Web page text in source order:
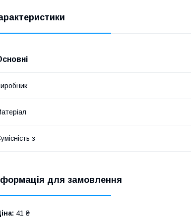
з
для замовлення
41 ₴